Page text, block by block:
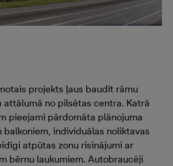
projekts ļaus baudīt rāmu
attālumā no pilsētas centra. Katrā
pieejami pārdomāta plānojuma
balkoniem, individuālas noliktavas
atpūtas zonu risinājumi ar
bērnu laukumiem. Autobraucēji